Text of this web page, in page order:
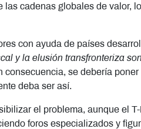
cadenas globales de valor,
con ayuda de países
y la elusión transfronteriza
se debería
deba ser así.
el problema, aunque el
foros especializados y